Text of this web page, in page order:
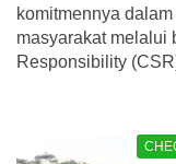
komitmennya
masyarakat melalui
Responsibility